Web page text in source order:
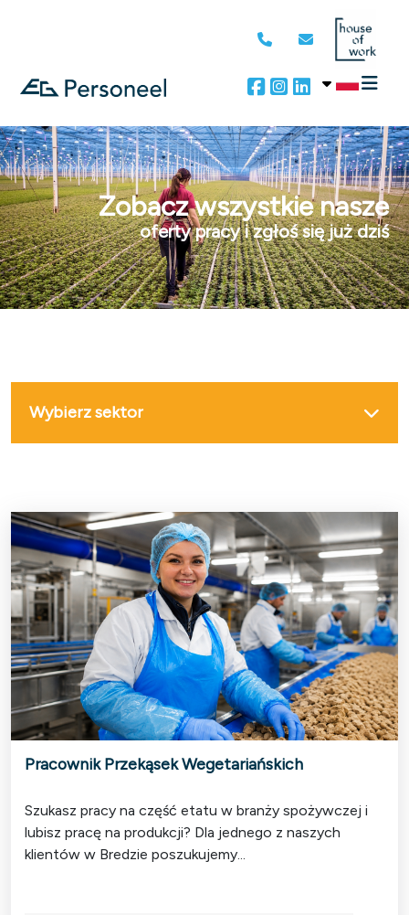
Zobacz wszystkie nasze
oferty pracy i zgłoś się już dziś
Wybierz sektor
Pracownik Przekąsek Wegetariańskich
Szukasz pracy na część etatu w branży spożywczej i
lubisz pracę na produkcji? Dla jednego z naszych
klientów w Bredzie poszukujemy...